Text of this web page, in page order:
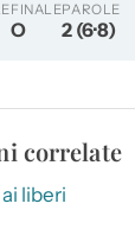
FINALE
O
PAROLE
2 (6·8)
correlate
liberi